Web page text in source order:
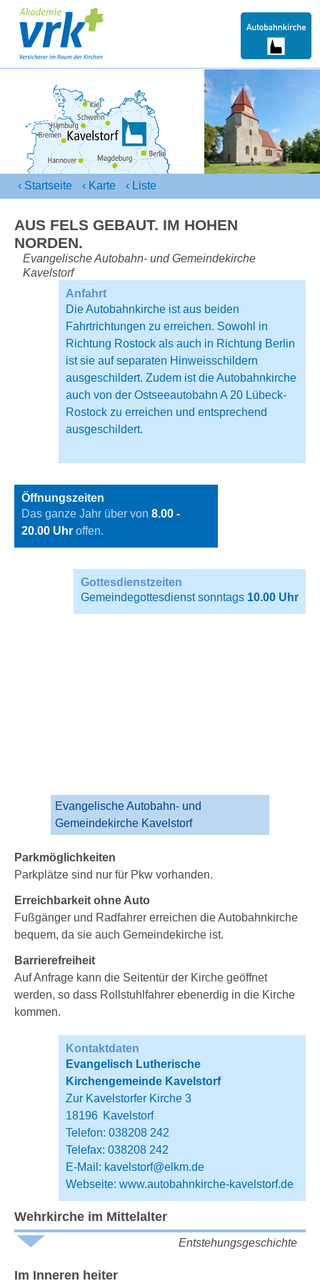
‹ Startseite ‹ Karte ‹ Liste
AUS FELS GEBAUT. IM HOHEN
NORDEN.
Evangelische Autobahn- und Gemeindekirche
Kavelstorf
Anfahrt
Die Autobahnkirche ist aus beiden
Fahrtrichtungen zu erreichen. Sowohl in
Richtung Rostock als auch in Richtung Berlin
ist sie auf separaten Hinweisschildern
ausgeschildert. Zudem ist die Autobahnkirche
auch von der Ostseeautobahn A 20 Lübeck-
Rostock zu erreichen und entsprechend
ausgeschildert.
Öffnungszeiten
Das ganze Jahr über von 8.00 -
20.00 Uhr offen.
Gottesdienstzeiten
Gemeindegottesdienst sonntags 10.00 Uhr
Evangelische Autobahn- und
Gemeindekirche Kavelstorf
Parkmöglichkeiten
Parkplätze sind nur für Pkw vorhanden.
Erreichbarkeit ohne Auto
Fußgänger und Radfahrer erreichen die Autobahnkirche
bequem, da sie auch Gemeindekirche ist.
Barrierefreiheit
Auf Anfrage kann die Seitentür der Kirche geöffnet
werden, so dass Rollstuhlfahrer ebenerdig in die Kirche
kommen.
Kontaktdaten
Evangelisch Lutherische
Kirchengemeinde Kavelstorf
Zur Kavelstorfer Kirche 3
18196 Kavelstorf
Telefon: 038208 242
Telefax: 038208 242
E-Mail: kavelstorf@elkm.de
Webseite: www.autobahnkirche-kavelstorf.de
Wehrkirche im Mittelalter
Entstehungsgeschichte
Im Inneren heiter